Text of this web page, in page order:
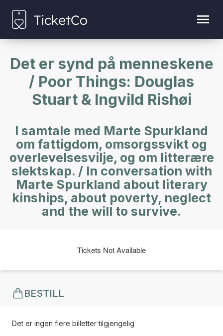
Det er synd på menneskene
/ Poor Things: Douglas
Stuart & Ingvild Rishøi
I samtale med Marte Spurkland
om fattigdom, omsorgssvikt og
overlevelsesvilje, og om litterære
slektskap. / In conversation with
Marte Spurkland about literary
kinships, about poverty, neglect
and the will to survive.
Tickets Not Available
BESTILL
Det er ingen flere billetter tilgjengelig